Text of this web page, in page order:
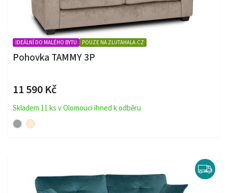
IDEÁLNÍ DO MALÉHO BYTU POUZE NA ZLUTAHALA.CZ
Pohovka TAMMY 3P
11 590 Kč
Skladem 11 ks v Olomouci ihned k odběru